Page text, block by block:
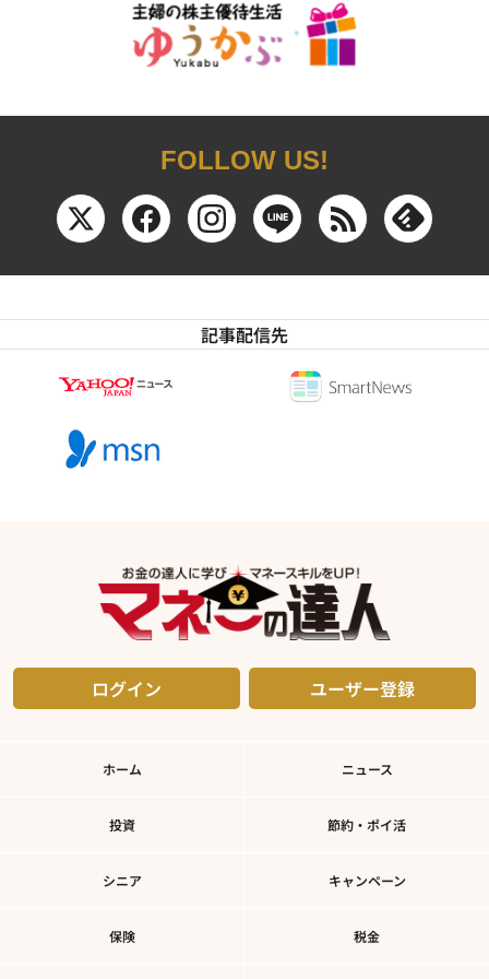
FOLLOW US!
記事配信先
ログイン ユーザー登録
ホーム ニュース
投資 節約・ポイ活
シニア キャンペーン
保険 税金